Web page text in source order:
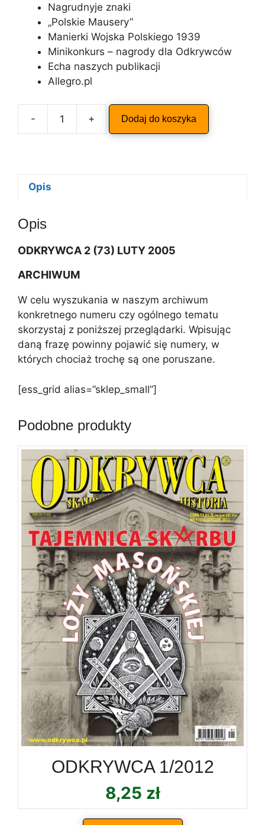
Nagrudnyje znaki
„Polskie Mausery”
Manierki Wojska Polskiego 1939
Minikonkurs – nagrody dla Odkrywców
Echa naszych publikacji
Allegro.pl
-
ilość
ODKRYWCA
+ Dodaj do koszyka
i
v
:
Opis
Opis
ODKRYWCA 2 (73) LUTY 2005
ARCHIWUM
W celu wyszukania w naszym archiwum
konkretnego numeru czy ogólnego tematu
skorzystaj z poniższej przeglądarki. Wpisując
daną frazę powinny pojawić się numery, w
których chociaż trochę są one poruszane.
[ess_grid alias=”sklep_small”]
Podobne produkty
ODKRYWCA 1/2012
8,25 zł